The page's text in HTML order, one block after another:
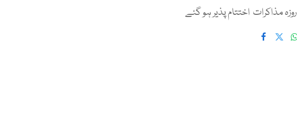
مذاکرات اختتام پذیر ہو گئے